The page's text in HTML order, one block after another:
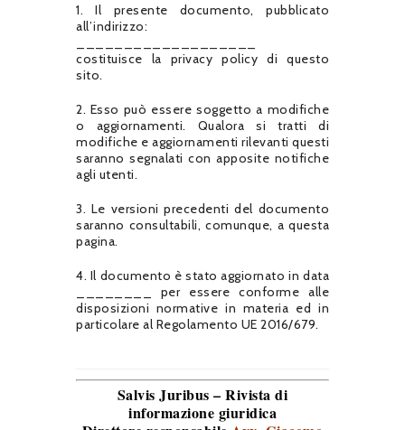
1. Il presente documento, pubblicato
all’indirizzo:
costituisce la privacy policy di questo
sito.
2. Esso può essere soggetto a modifiche
o aggiornamenti. Qualora si tratti di
modifiche e aggiornamenti rilevanti questi
saranno segnalati con apposite notifiche
agli utenti.
3. Le versioni precedenti del documento
saranno consultabili, comunque, a questa
pagina.
4. Il documento è stato aggiornato in data
________ per essere conforme alle
disposizioni normative in materia ed in
particolare al Regolamento UE 2016/679.
Salvis Juribus – Rivista di
informazione giuridica